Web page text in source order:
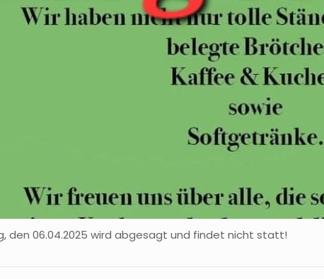
den 06.04.2025 wird abgesagt und findet nicht statt!